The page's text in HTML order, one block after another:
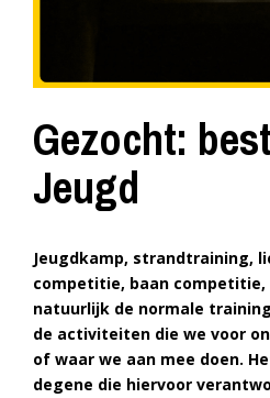
Gezocht:
Jeugd
Jeugdkamp, strandtraining,
competitie, baan
natuurlijk de normale
de activiteiten die we voor
of waar we aan mee doen.
degene die hiervoor